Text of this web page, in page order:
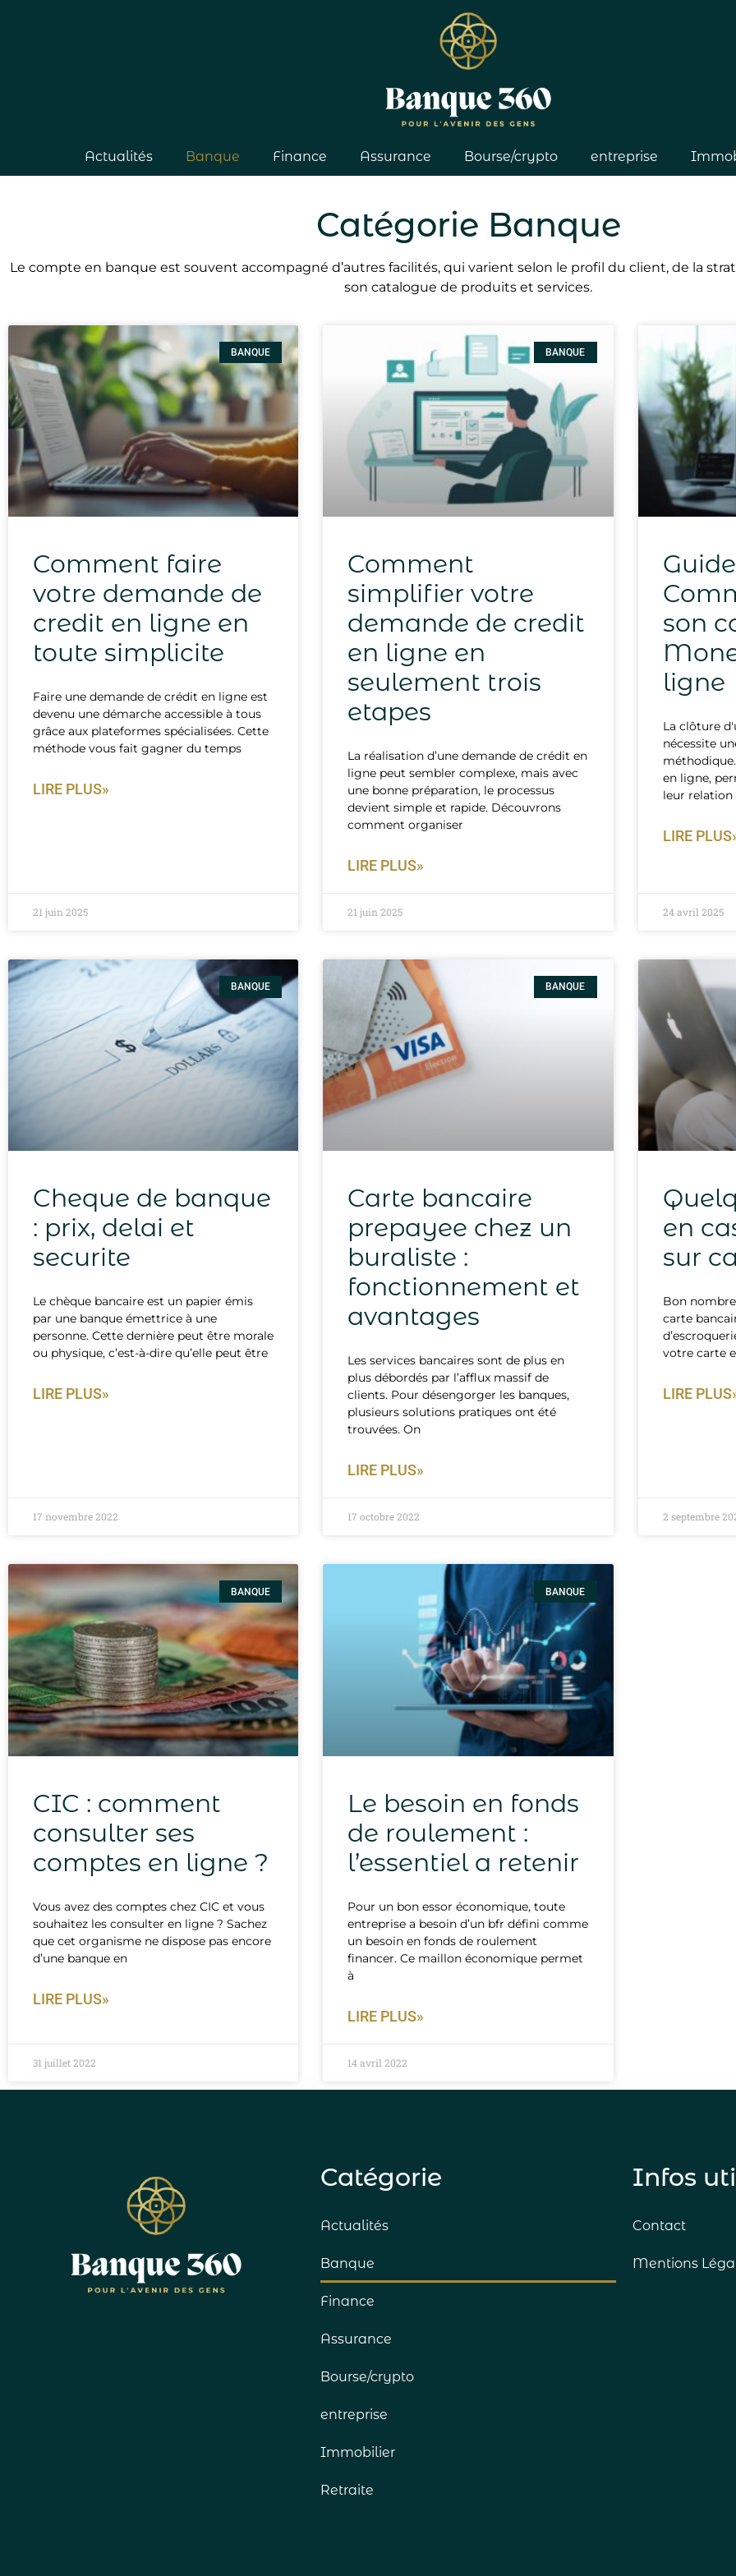
Actualités Banque Finance Assurance Bourse/crypto entreprise
Catégorie Banque
Le compte en banque est souvent accompagné d’autres facilités, qui varient selon le profil du client, de la
son catalogue de produits et services.
BANQUE
Comment faire
votre demande de
credit en ligne en
toute simplicite
Faire une demande de crédit en ligne est
devenu une démarche accessible à tous
grâce aux plateformes spécialisées. Cette
méthode vous fait gagner du temps
LIRE PLUS»
21 juin 2025
BANQUE
Comment
simplifier votre
demande de credit
en ligne en
seulement trois
etapes
La réalisation d’une demande de crédit en
ligne peut sembler complexe, mais avec
une bonne préparation, le processus
devient simple et rapide. Découvrons
comment organiser
LIRE PLUS»
21 juin 2025
son
ligne
La clôture
nécessite
en ligne,
leur relation
LIRE
24 avril 2025
BANQUE
Cheque de banque
: prix, delai et
securite
Le chèque bancaire est un papier émis
par une banque émettrice à une
personne. Cette dernière peut être morale
ou physique, c’est-à-dire qu’elle peut être
LIRE PLUS»
17 novembre 2022
BANQUE
Carte bancaire
prepayee chez un
buraliste :
fonctionnement et
avantages
Les services bancaires sont de plus en
plus débordés par l’afflux massif de
clients. Pour désengorger les banques,
plusieurs solutions pratiques ont été
trouvées. On
LIRE PLUS»
17 octobre 2022
en
sur
Bon
carte
votre carte
LIRE
2 septembre
BANQUE
CIC : comment
consulter ses
comptes en ligne ?
Vous avez des comptes chez CIC et vous
souhaitez les consulter en ligne ? Sachez
que cet organisme ne dispose pas encore
d’une banque en
LIRE PLUS»
31 juillet 2022
BANQUE
Le besoin en fonds
de roulement :
l’essentiel a retenir
Pour un bon essor économique, toute
entreprise a besoin d’un bfr défini comme
un besoin en fonds de roulement
financer. Ce maillon économique permet
à
LIRE PLUS»
14 avril 2022
Catégorie
Actualités
Banque
Finance
Assurance
Bourse/crypto
entreprise
Immobilier
Retraite
Infos
Contact
Mentions